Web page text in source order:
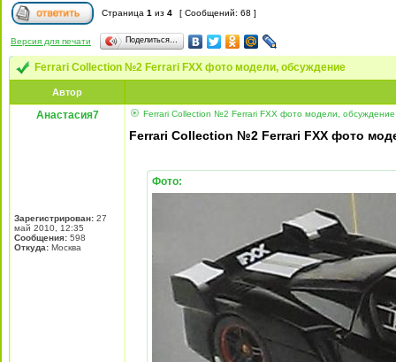
Страница 1 из 4 [ Сообщений: 68 ]
Версия для печати Поделиться…
Ferrari Collection №2 Ferrari FXX фото модели, обсуждение
Автор
Анастасия7
Зарегистрирован: 27
май 2010, 12:35
Сообщения: 598
Откуда: Москва
Ferrari Collection №2 Ferrari FXX фото модели, обсуждение
Ferrari Collection №2 Ferrari FXX фото
Фото: